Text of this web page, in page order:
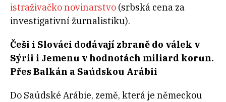
istraživačko novinarstvo (srbská cena za
investigativní žurnalistiku).
Češi i Slováci dodávají zbraně do válek v
Sýrii i Jemenu v hodnotách miliard korun.
Přes Balkán a Saúdskou Arábii
Do Saúdské Arábie, země, která je německou